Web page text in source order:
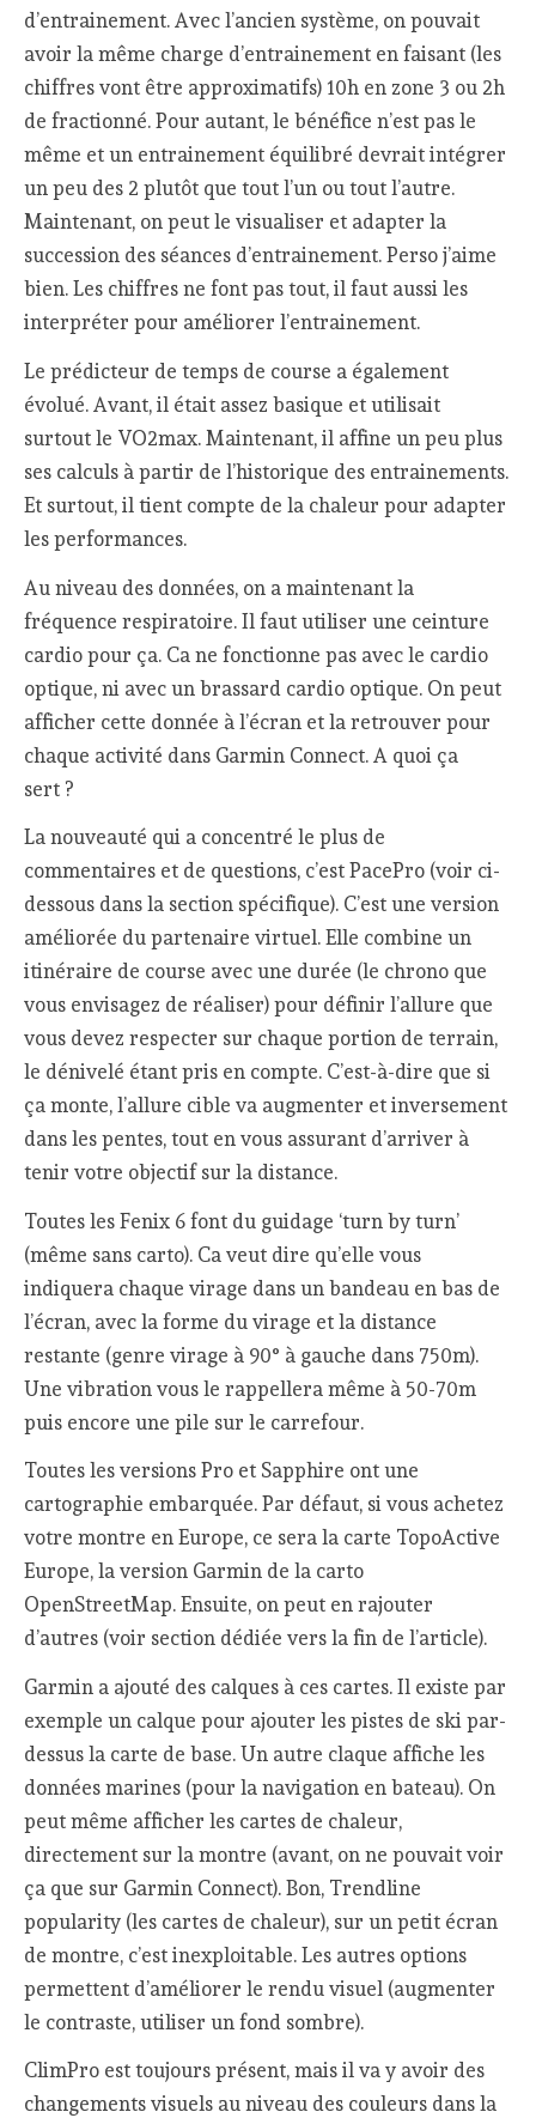
d’entrainement. Avec l’ancien système, on pouvait
avoir la même charge d’entrainement en faisant (les
chiffres vont être approximatifs) 10h en zone 3 ou 2h
de fractionné. Pour autant, le bénéfice n’est pas le
même et un entrainement équilibré devrait intégrer
un peu des 2 plutôt que tout l’un ou tout l’autre.
Maintenant, on peut le visualiser et adapter la
succession des séances d’entrainement. Perso j’aime
bien. Les chiffres ne font pas tout, il faut aussi les
interpréter pour améliorer l’entrainement.
Le prédicteur de temps de course a également
évolué. Avant, il était assez basique et utilisait
surtout le VO2max. Maintenant, il affine un peu plus
ses calculs à partir de l’historique des entrainements.
Et surtout, il tient compte de la chaleur pour adapter
les performances.
Au niveau des données, on a maintenant la
fréquence respiratoire. Il faut utiliser une ceinture
cardio pour ça. Ca ne fonctionne pas avec le cardio
optique, ni avec un brassard cardio optique. On peut
afficher cette donnée à l’écran et la retrouver pour
chaque activité dans Garmin Connect. A quoi ça
sert ?
La nouveauté qui a concentré le plus de
commentaires et de questions, c’est PacePro (voir ci-
dessous dans la section spécifique). C’est une version
améliorée du partenaire virtuel. Elle combine un
itinéraire de course avec une durée (le chrono que
vous envisagez de réaliser) pour définir l’allure que
vous devez respecter sur chaque portion de terrain,
le dénivelé étant pris en compte. C’est-à-dire que si
ça monte, l’allure cible va augmenter et inversement
dans les pentes, tout en vous assurant d’arriver à
tenir votre objectif sur la distance.
Toutes les Fenix 6 font du guidage ‘turn by turn’
(même sans carto). Ca veut dire qu’elle vous
indiquera chaque virage dans un bandeau en bas de
l’écran, avec la forme du virage et la distance
restante (genre virage à 90° à gauche dans 750m).
Une vibration vous le rappellera même à 50-70m
puis encore une pile sur le carrefour.
Toutes les versions Pro et Sapphire ont une
cartographie embarquée. Par défaut, si vous achetez
votre montre en Europe, ce sera la carte TopoActive
Europe, la version Garmin de la carto
OpenStreetMap. Ensuite, on peut en rajouter
d’autres (voir section dédiée vers la fin de l’article).
Garmin a ajouté des calques à ces cartes. Il existe par
exemple un calque pour ajouter les pistes de ski par-
dessus la carte de base. Un autre claque affiche les
données marines (pour la navigation en bateau). On
peut même afficher les cartes de chaleur,
directement sur la montre (avant, on ne pouvait voir
ça que sur Garmin Connect). Bon, Trendline
popularity (les cartes de chaleur), sur un petit écran
de montre, c’est inexploitable. Les autres options
permettent d’améliorer le rendu visuel (augmenter
le contraste, utiliser un fond sombre).
ClimPro est toujours présent, mais il va y avoir des
changements visuels au niveau des couleurs dans la